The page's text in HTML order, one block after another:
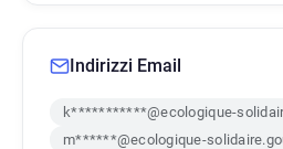
Indirizzi Email
k***********@ecologique-
m******@ecologique-